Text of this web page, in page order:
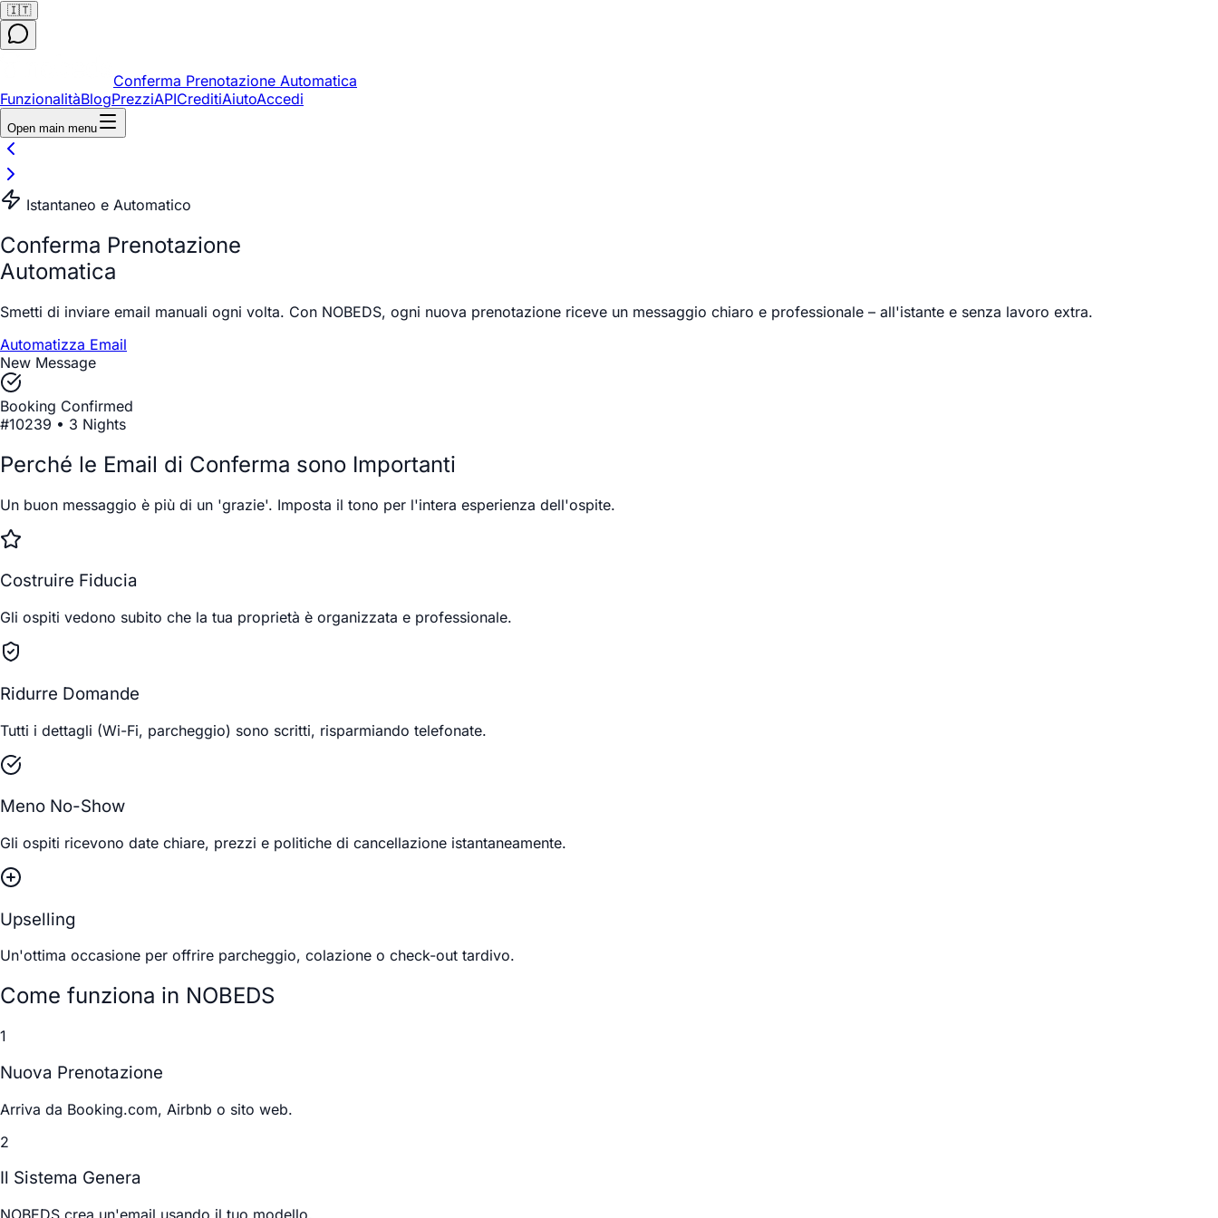
🇮🇹
Conferma Prenotazione Automatica
FunzionalitàBlogPrezziAPICreditiAiutoAccedi
Open main menu
Istantaneo e Automatico
Conferma Prenotazione
Automatica
Smetti di inviare email manuali ogni volta. Con NOBEDS, ogni nuova prenotazione riceve un messaggio chiaro e professionale – all'istante e senza lavoro extra.
Automatizza Email
New Message
Booking Confirmed
#10239 • 3 Nights
Perché le Email di Conferma sono Importanti
Un buon messaggio è più di un 'grazie'. Imposta il tono per l'intera esperienza dell'ospite.
Costruire Fiducia
Gli ospiti vedono subito che la tua proprietà è organizzata e professionale.
Ridurre Domande
Tutti i dettagli (Wi-Fi, parcheggio) sono scritti, risparmiando telefonate.
Meno No-Show
Gli ospiti ricevono date chiare, prezzi e politiche di cancellazione istantaneamente.
Upselling
Un'ottima occasione per offrire parcheggio, colazione o check-out tardivo.
Come funziona in NOBEDS
1
Nuova Prenotazione
Arriva da Booking.com, Airbnb o sito web.
2
Il Sistema Genera